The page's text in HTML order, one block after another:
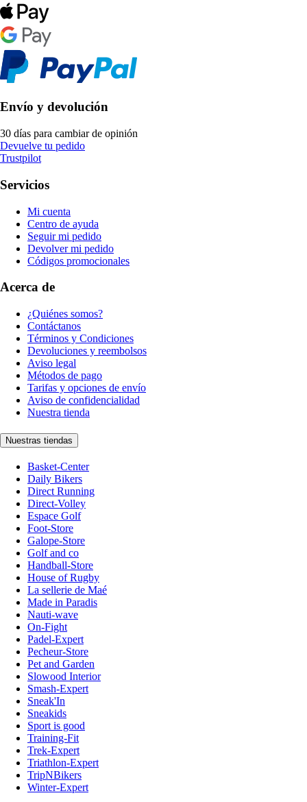
Envío y devolución
30 días para cambiar de opinión
Devuelve tu pedido
Trustpilot
Servicios
Mi cuenta
Centro de ayuda
Seguir mi pedido
Devolver mi pedido
Códigos promocionales
Acerca de
¿Quiénes somos?
Contáctanos
Términos y Condiciones
Devoluciones y reembolsos
Aviso legal
Métodos de pago
Tarifas y opciones de envío
Aviso de confidencialidad
Nuestra tienda
Nuestras tiendas
Basket-Center
Daily Bikers
Direct Running
Direct-Volley
Espace Golf
Foot-Store
Galope-Store
Golf and co
Handball-Store
House of Rugby
La sellerie de Maé
Made in Paradis
Nauti-wave
On-Fight
Padel-Expert
Pecheur-Store
Pet and Garden
Slowood Interior
Smash-Expert
Sneak'In
Sneakids
Sport is good
Training-Fit
Trek-Expert
Triathlon-Expert
TripNBikers
Winter-Expert